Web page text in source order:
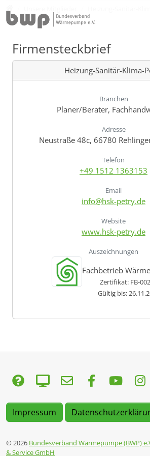
Heizung-Sanitär-
Firmensteckbrief
Heizung-Sanitär-Klima-
Branchen
Planer/Berater,
Adresse
Neustraße 48c, 66780
Telefon
+49 1512 1363153
Email
info@hsk-petry.de
Website
www.hsk-petry.de
Auszeichnungen
Fachbetrieb
Zertifikat: FB-
Gültig bis:
Impressum
© 2026 Bundesverband Wärmepumpe (BWP)
& Service GmbH